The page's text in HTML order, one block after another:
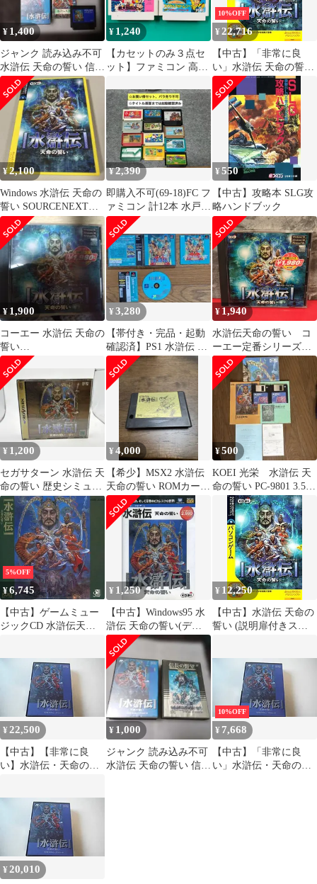
¥ 1,400
ジャンク 読み込み不可
水滸伝 天命の誓い 信長
の野望 戦国群雄伝セッ
ト
¥ 1,240
【カセットのみ３点セ
ット】ファミコン 高橋
説 スクウェアのトム・
ソーヤ FC
10%OFF
¥22,716
【中古】「非常に良
い」水滸伝 天命の誓い
(説明扉付きスリムパッ
ケージ版)
¥2,100
Windows 水滸伝 天命の
誓い SOURCENEXT
Selection
¥2,390
即購入不可(69-18)FC フ
ァミコン 計12本 水戸黄
門、他
¥550
【中古】攻略本 SLG攻
略ハンドブック
¥ 1,900
コーエー 水滸伝 天命の
誓い
WINDOWS95,98,Me
¥3,280
【帯付き・完品・起動
確認済】PS1 水滸伝 天
導一〇八星 コーエー名
作SLG
¥1,940
水滸伝天命の誓い コ
ーエー定番シリーズ
Windows95/98 CDソフ
ト 取扱説明書付き
¥ 1,200
セガサターン 水滸伝 天
命の誓い 歴史シミュレ
ーションゲーム 説明書
付き
¥4,000
【希少】MSX2 水滸伝
天命の誓い ROMカート
リッジ 光栄 KOEI
¥500
KOEI 光栄 水滸伝 天
命の誓い PC-9801 3.5
2HD 2枚 セット
5%OFF
¥6,745
【中古】ゲームミュー
ジックCD 水滸伝天命
¥ 1,250
【中古】Windows95 水
滸伝 天命の誓い(デジ
キューブ)
¥ 12,250
【中古】水滸伝 天命の
誓い (説明扉付きスリ
¥ 22,500
【中古】【非常に良
い】水滸伝・天命の誓
¥ 1,000
ジャンク 読み込み不可
水滸伝 天命の誓い 信長
10%OFF
¥ 7,668
【中古】「非常に良
い」水滸伝・天命の誓
¥20,010